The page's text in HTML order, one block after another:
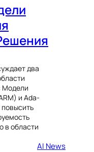
два
Модели
и Ada-
в области
AI News